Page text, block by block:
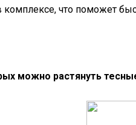
что поможет
можно растянуть